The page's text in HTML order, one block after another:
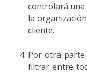
controlará una
la
cliente.
Por otra parte
filtrar entre